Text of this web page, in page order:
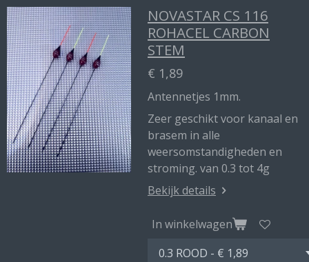
NOVASTAR CS 116
ROHACEL CARBON
STEM
€ 1,89
Antennetjes 1mm.
Zeer geschikt voor kanaal en
brasem in alle
weersomstandigheden en
stroming. van 0.3 tot 4g
Bekijk details
In winkelwagen